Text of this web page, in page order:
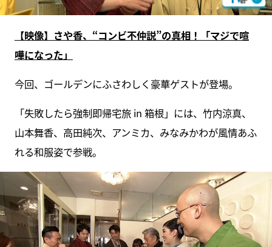
【映像】さや香、“コンビ不仲説”の真相！「マジで喧
嘩になった」
今回、ゴールデンにふさわしく豪華ゲストが登場。
「失敗したら強制即帰宅旅 in 箱根」には、竹内涼真、
山本舞香、高田純次、アンミカ、みなみかわが風情あふ
れる和服姿で参戦。